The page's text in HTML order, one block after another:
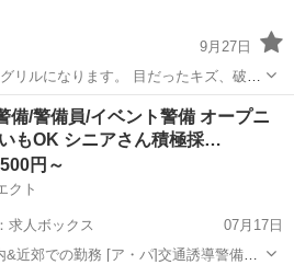
9月27日
す。 目だったキズ、破損
外装、車外用品 フロントグリル
備/警備員/イベント警備 オープニ
もOK シニアさん積極採…
円～
クト
求人ボックス
07月17日
&近郊での勤務 [ア・パ]交通誘導警備、